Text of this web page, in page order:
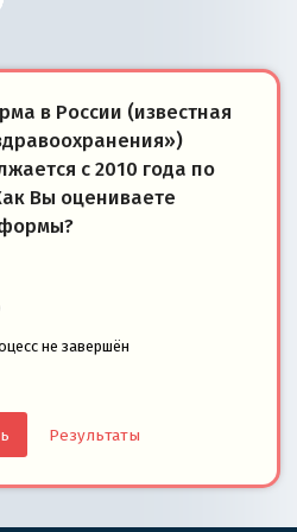
в России (известная
с 2010 года по
Вы оцениваете
не завершён
Результаты